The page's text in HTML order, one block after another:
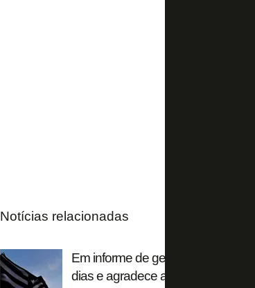
Notícias relacionadas
Em informe de gestão, SAF
dias e agradece apoio da GDA